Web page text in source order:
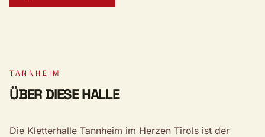
TANNHEIM
ÜBER DIESE HALLE
Die Kletterhalle Tannheim im Herzen Tirols ist der